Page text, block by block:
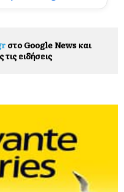
στο Google News και
ειδήσεις